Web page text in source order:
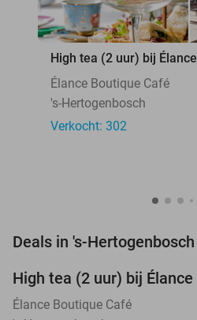
High tea (2 uur) bij
Élance Boutique Café
's-Hertogenbosch
Verkocht: 302
Deals in 's-Hertogenbosch
High tea (2 uur) bij
Élance Boutique Café